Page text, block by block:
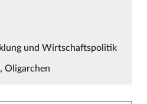
und Wirtschaftspolitik
Oligarchen